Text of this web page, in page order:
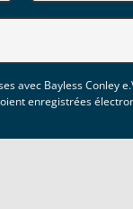
avec Bayless Conley
enregistrées